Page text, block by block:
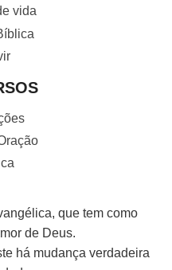
vida
que tem como
de Deus.
há mudança verdadeira